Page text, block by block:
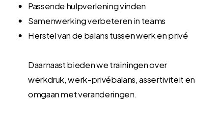
Passende hulpverlening vinden
Samenwerking verbeteren in teams
Herstel van de balans tussen werk en privé
Daarnaast bieden we trainingen over
werkdruk, werk-privébalans, assertiviteit en
omgaan met veranderingen.